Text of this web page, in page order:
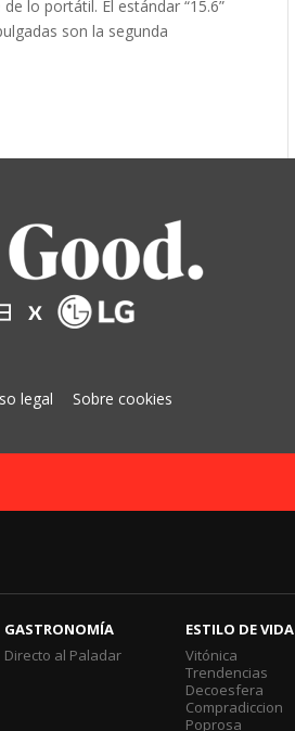
lo portátil. El estándar “15.6”
son la segunda
legal Sobre cookies
GASTRONOMÍA
Directo al Paladar
ESTILO DE VIDA
Vitónica
Trendencias
Decoesfera
Compradiccion
Poprosa